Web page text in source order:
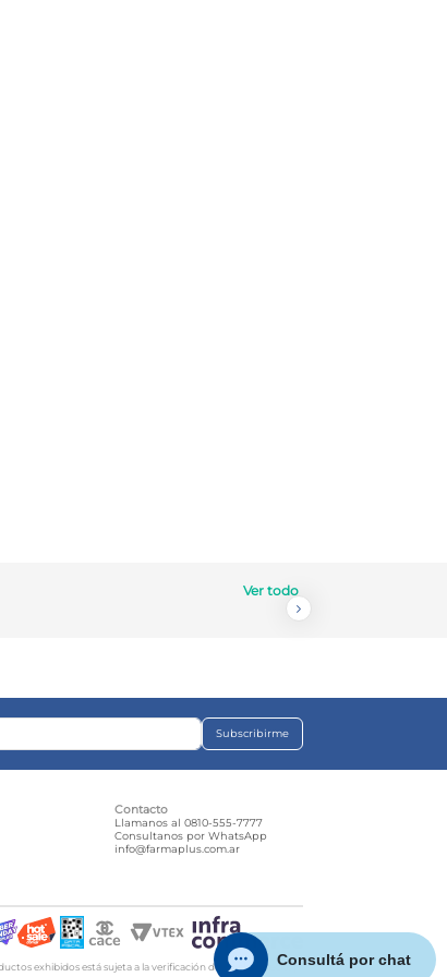
Ver todo
Subscribirme
Contacto
Llamanos al 0810-555-7777
Consultanos por WhatsApp
info@farmaplus.com.ar
exhibidos está sujeta a la verificación de stock y precio. |